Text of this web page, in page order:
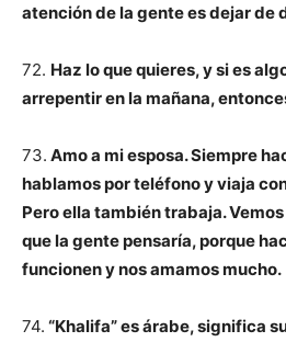
atención de la gente es dejar de
72. Haz lo que quieres, y si es
arrepentir en la mañana,
73. Amo a mi esposa. Siempre
hablamos por teléfono y viaja
Pero ella también trabaja.
que la gente pensaría, porque
funcionen y nos amamos mucho.
74. “Khalifa” es árabe, significa